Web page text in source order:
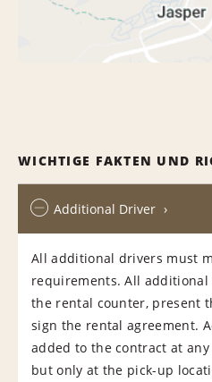
WICHTIGE FAKTEN UND
Additional Driver
All additional drivers must
requirements. All
the rental counter, present
sign the rental agreement.
added to the contract at
but only at the pick-up